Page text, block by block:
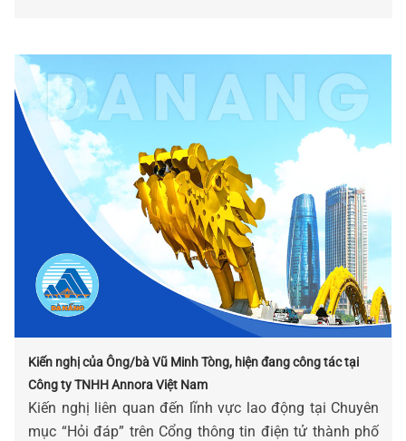
Kiến nghị của Ông/bà Vũ Minh Tòng, hiện đang công tác tại
Công ty TNHH Annora Việt Nam
Kiến nghị liên quan đến lĩnh vực lao động tại Chuyên
mục “Hỏi đáp” trên Cổng thông tin điện tử thành phố